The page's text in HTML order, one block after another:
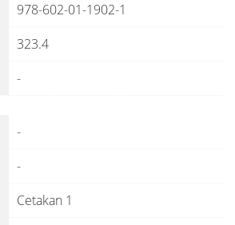
978-602-01-1902-1
323.4
-
-
-
Cetakan 1